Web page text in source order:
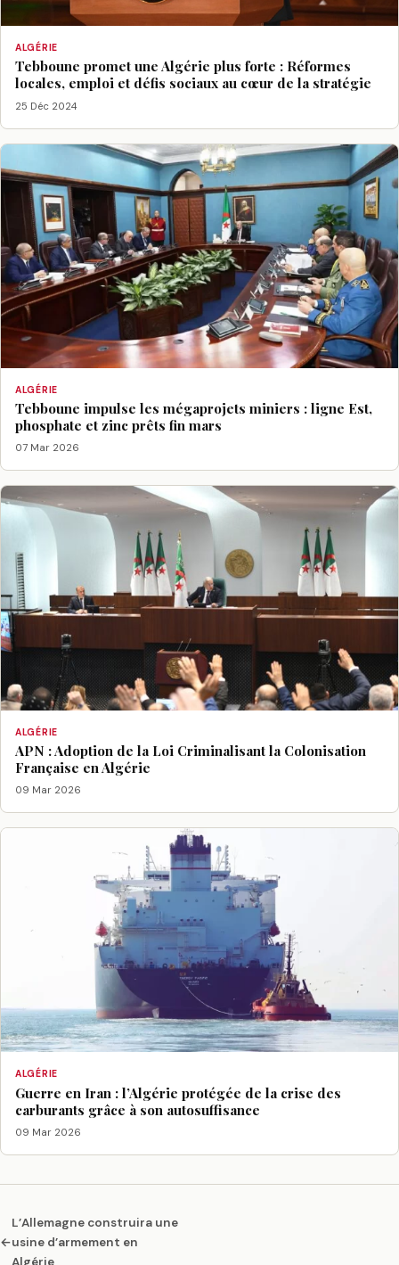
ALGÉRIE
Tebboune promet une Algérie plus forte : Réformes
locales, emploi et défis sociaux au cœur de la stratégie
25 Déc 2024
ALGÉRIE
Tebboune impulse les mégaprojets miniers : ligne Est,
phosphate et zinc prêts fin mars
07 Mar 2026
ALGÉRIE
APN : Adoption de la Loi Criminalisant la Colonisation
Française en Algérie
09 Mar 2026
ALGÉRIE
Guerre en Iran : l’Algérie protégée de la crise des
carburants grâce à son autosuffisance
09 Mar 2026
←
L’Allemagne construira une
usine d’armement en
Algérie